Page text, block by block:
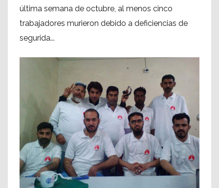
última semana de octubre, al menos cinco
trabajadores murieron debido a deficiencias de
segurida...